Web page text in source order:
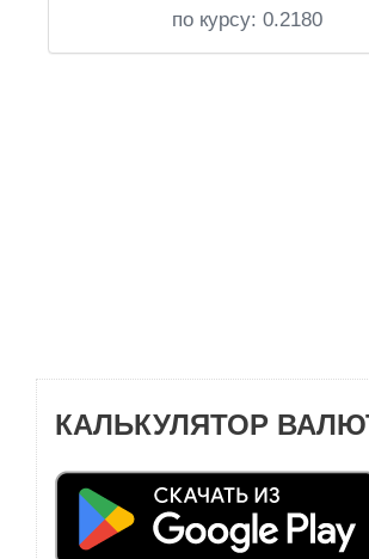
по курсу: 0.2180
КАЛЬКУЛЯТОР